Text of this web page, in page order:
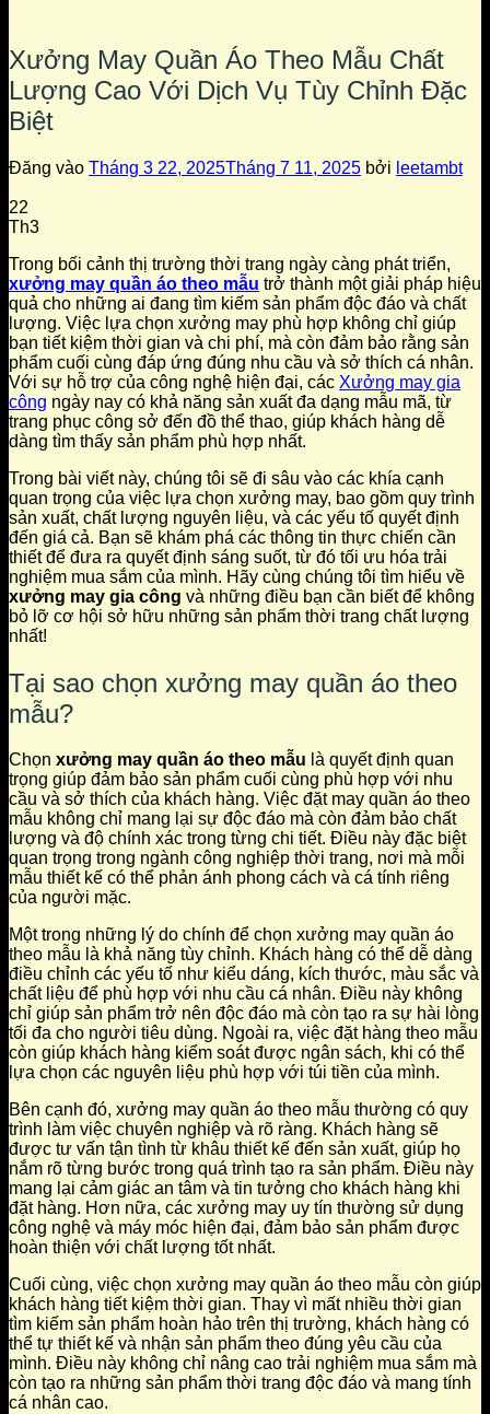
Xưởng May Quần Áo Theo Mẫu Chất
Lượng Cao Với Dịch Vụ Tùy Chỉnh Đặc
Biệt
Đăng vào Tháng 3 22, 2025Tháng 7 11, 2025 bởi leetambt
22
Th3
Trong bối cảnh thị trường thời trang ngày càng phát triển,
xưởng may quần áo theo mẫu trở thành một giải pháp hiệu
quả cho những ai đang tìm kiếm sản phẩm độc đáo và chất
lượng. Việc lựa chọn xưởng may phù hợp không chỉ giúp
bạn tiết kiệm thời gian và chi phí, mà còn đảm bảo rằng sản
phẩm cuối cùng đáp ứng đúng nhu cầu và sở thích cá nhân.
Với sự hỗ trợ của công nghệ hiện đại, các Xưởng may gia
công ngày nay có khả năng sản xuất đa dạng mẫu mã, từ
trang phục công sở đến đồ thể thao, giúp khách hàng dễ
dàng tìm thấy sản phẩm phù hợp nhất.
Trong bài viết này, chúng tôi sẽ đi sâu vào các khía cạnh
quan trọng của việc lựa chọn xưởng may, bao gồm quy trình
sản xuất, chất lượng nguyên liệu, và các yếu tố quyết định
đến giá cả. Bạn sẽ khám phá các thông tin thực chiến cần
thiết để đưa ra quyết định sáng suốt, từ đó tối ưu hóa trải
nghiệm mua sắm của mình. Hãy cùng chúng tôi tìm hiểu về
xưởng may gia công và những điều bạn cần biết để không
bỏ lỡ cơ hội sở hữu những sản phẩm thời trang chất lượng
nhất!
Tại sao chọn xưởng may quần áo theo
mẫu?
Chọn xưởng may quần áo theo mẫu là quyết định quan
trọng giúp đảm bảo sản phẩm cuối cùng phù hợp với nhu
cầu và sở thích của khách hàng. Việc đặt may quần áo theo
mẫu không chỉ mang lại sự độc đáo mà còn đảm bảo chất
lượng và độ chính xác trong từng chi tiết. Điều này đặc biệt
quan trọng trong ngành công nghiệp thời trang, nơi mà mỗi
mẫu thiết kế có thể phản ánh phong cách và cá tính riêng
của người mặc.
Một trong những lý do chính để chọn xưởng may quần áo
theo mẫu là khả năng tùy chỉnh. Khách hàng có thể dễ dàng
điều chỉnh các yếu tố như kiểu dáng, kích thước, màu sắc và
chất liệu để phù hợp với nhu cầu cá nhân. Điều này không
chỉ giúp sản phẩm trở nên độc đáo mà còn tạo ra sự hài lòng
tối đa cho người tiêu dùng. Ngoài ra, việc đặt hàng theo mẫu
còn giúp khách hàng kiểm soát được ngân sách, khi có thể
lựa chọn các nguyên liệu phù hợp với túi tiền của mình.
Bên cạnh đó, xưởng may quần áo theo mẫu thường có quy
trình làm việc chuyên nghiệp và rõ ràng. Khách hàng sẽ
được tư vấn tận tình từ khâu thiết kế đến sản xuất, giúp họ
nắm rõ từng bước trong quá trình tạo ra sản phẩm. Điều này
mang lại cảm giác an tâm và tin tưởng cho khách hàng khi
đặt hàng. Hơn nữa, các xưởng may uy tín thường sử dụng
công nghệ và máy móc hiện đại, đảm bảo sản phẩm được
hoàn thiện với chất lượng tốt nhất.
Cuối cùng, việc chọn xưởng may quần áo theo mẫu còn giúp
khách hàng tiết kiệm thời gian. Thay vì mất nhiều thời gian
tìm kiếm sản phẩm hoàn hảo trên thị trường, khách hàng có
thể tự thiết kế và nhận sản phẩm theo đúng yêu cầu của
mình. Điều này không chỉ nâng cao trải nghiệm mua sắm mà
còn tạo ra những sản phẩm thời trang độc đáo và mang tính
cá nhân cao.